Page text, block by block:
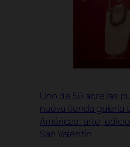
Uno de 50 abre las
nueva tienda galería
Américas: arte,
San Valentín